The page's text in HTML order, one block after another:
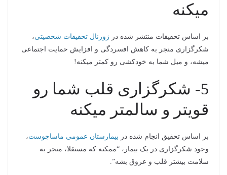
میکنه
بر اساس تحقیقات منتشر شده در ژورنال تحقیقات شخصیتی،
شکرگزاری منجر به کاهش افسردگی و افزایش حمایت اجتماعی
میشه، و میل شما به خودکشی رو کمتر میکنه!
5- شکرگزاری قلب شما رو
قویتر و سالمتر میکنه
بر اساس تحقیق انجام شده در بیمارستان عمومی ماساچوست،
وجود شکرگزاری در یک بیمار، “ممکنه که مستقلا، منجر به
سلامت بیشتر قلب و عروق بشه”.